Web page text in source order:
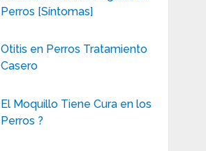
Perros [Síntomas]
Otitis en Perros Tratamiento
Casero
El Moquillo Tiene Cura en los
Perros ?